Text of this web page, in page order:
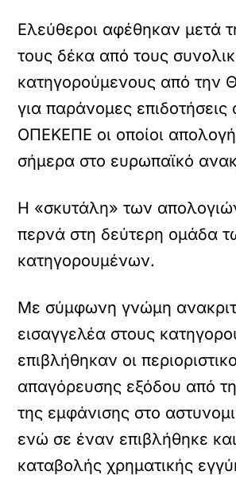
Ελεύθεροι αφέθηκαν μετά
τους δέκα από τους
κατηγορούμενους από την
για παράνομες επιδοτήσεις
ΟΠΕΚΕΠΕ οι οποίοι
σήμερα στο ευρωπαϊκό
Η «σκυτάλη» των
περνά στη δεύτερη ομάδα
κατηγορουμένων.
Με σύμφωνη γνώμη
εισαγγελέα στους
επιβλήθηκαν οι
απαγόρευσης εξόδου από
της εμφάνισης στο
ενώ σε έναν επιβλήθηκε
καταβολής χρηματικής